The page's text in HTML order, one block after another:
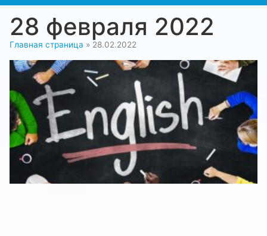
28 февраля 2022
Главная страница » 28.02.2022